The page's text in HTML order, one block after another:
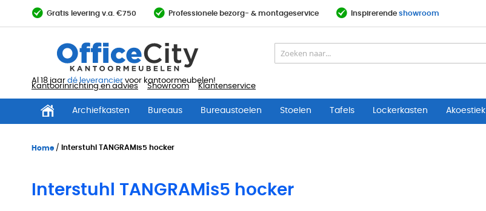
Gratis levering v.a. €750 Professionele bezorg- & montageservice Inspirerende showroom
Al 18 jaar dé leverancier voor kantoormeubelen!
Kantoorinrichting en advies Showroom Klantenservice
Archiefkasten Bureaus Bureaustoelen Stoelen Tafels Lockerkasten Akoestiek
Home Interstuhl TANGRAMis5 hocker
Interstuhl TANGRAMis5 hocker